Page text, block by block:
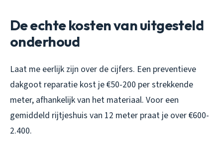
De echte kosten van uitgesteld
onderhoud
Laat me eerlijk zijn over de cijfers. Een preventieve
dakgoot reparatie kost je €50-200 per strekkende
meter, afhankelijk van het materiaal. Voor een
gemiddeld rijtjeshuis van 12 meter praat je over €600-
2.400.